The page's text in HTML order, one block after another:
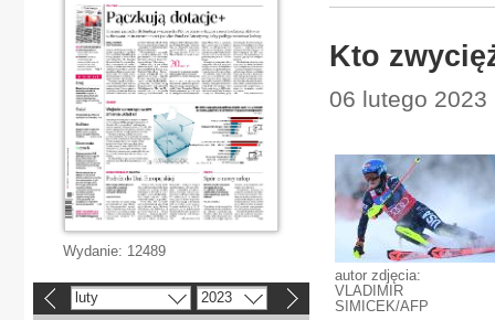
Kto
06 lutego 2023
autor zdjęcia:
VLADIMIR
SIMICEK/AFP
Wydanie: 12489
luty 2023